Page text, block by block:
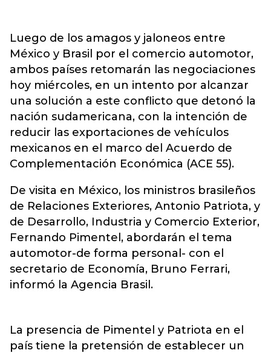
Luego de los amagos y jaloneos entre
México y Brasil por el comercio automotor,
ambos países retomarán las negociaciones
hoy miércoles, en un intento por alcanzar
una solución a este conflicto que detonó la
nación sudamericana, con la intención de
reducir las exportaciones de vehículos
mexicanos en el marco del Acuerdo de
Complementación Económica (ACE 55).
De visita en México, los ministros brasileños
de Relaciones Exteriores, Antonio Patriota, y
de Desarrollo, Industria y Comercio Exterior,
Fernando Pimentel, abordarán el tema
automotor-de forma personal- con el
secretario de Economía, Bruno Ferrari,
informó la Agencia Brasil.
La presencia de Pimentel y Patriota en el
país tiene la pretensión de establecer un